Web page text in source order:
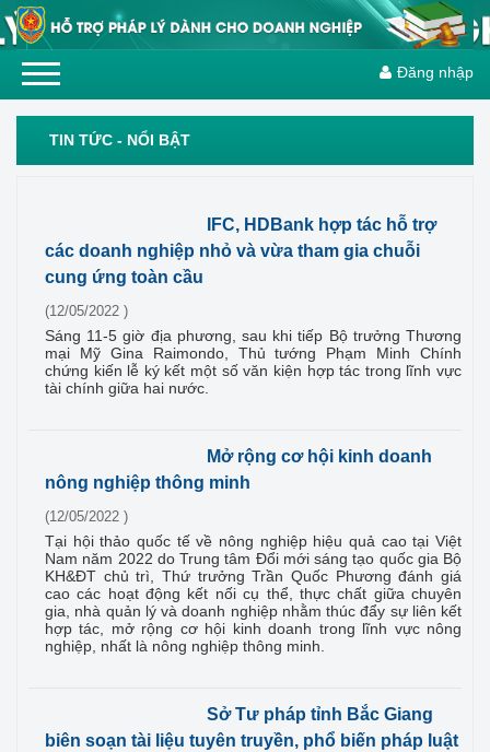
Đăng nhập
TIN TỨC - NỔI BẬT
IFC, HDBank hợp tác hỗ trợ
các doanh nghiệp nhỏ và vừa tham gia chuỗi
cung ứng toàn cầu
(12/05/2022 )
Sáng 11-5 giờ địa phương, sau khi tiếp Bộ trưởng Thương
mại Mỹ Gina Raimondo, Thủ tướng Phạm Minh Chính
chứng kiến lễ ký kết một số văn kiện hợp tác trong lĩnh vực
tài chính giữa hai nước.
Mở rộng cơ hội kinh doanh
nông nghiệp thông minh
(12/05/2022 )
Tại hội thảo quốc tế về nông nghiệp hiệu quả cao tại Việt
Nam năm 2022 do Trung tâm Đổi mới sáng tạo quốc gia Bộ
KH&ĐT chủ trì, Thứ trưởng Trần Quốc Phương đánh giá
cao các hoạt động kết nối cụ thể, thực chất giữa chuyên
gia, nhà quản lý và doanh nghiệp nhằm thúc đẩy sự liên kết
hợp tác, mở rộng cơ hội kinh doanh trong lĩnh vực nông
nghiệp, nhất là nông nghiệp thông minh.
Sở Tư pháp tỉnh Bắc Giang
biên soạn tài liệu tuyên truyền, phổ biến pháp luật